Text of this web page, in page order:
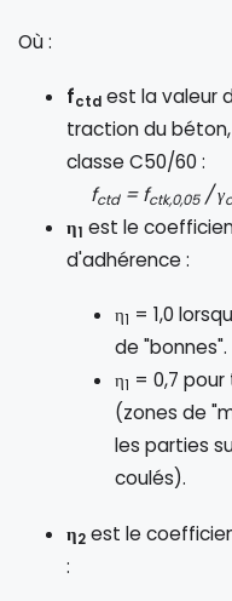
Où :
fctd est la valeur
traction du
classe C50/60 :
fctd= fctk,0,05/ γc
η1 est le
d'adhérence :
η1 = 1,0
de "bonnes".
η1 = 0,7
(zones de
les parties
coulés).
η2 est le
: